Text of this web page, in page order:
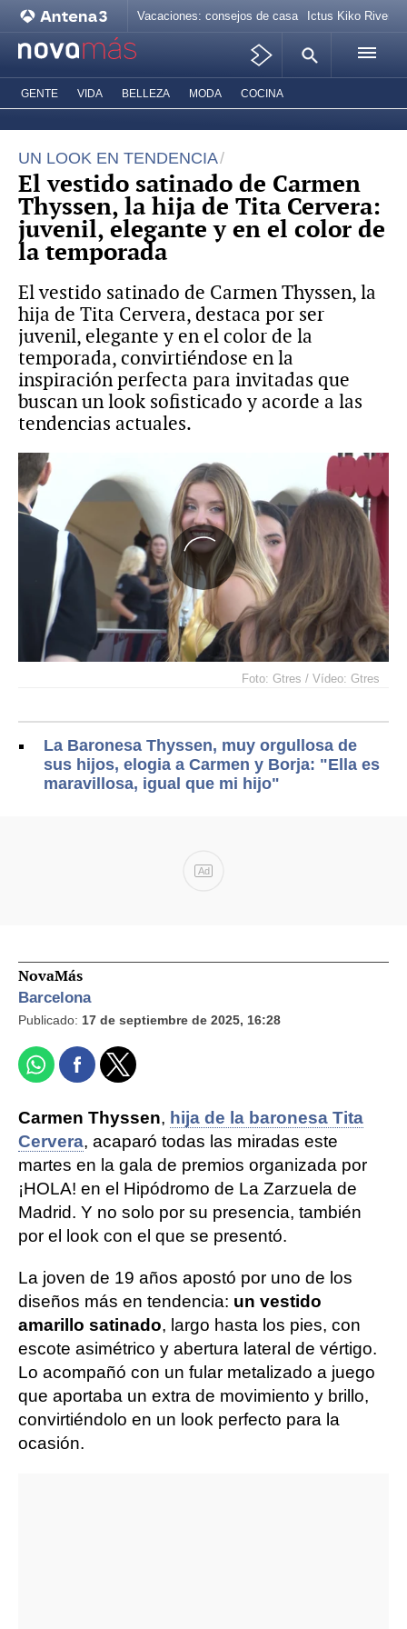
Vacaciones: consejos de casa Ictus Kiko Rivera
GENTE VIDA BELLEZA MODA COCINA
UN LOOK EN TENDENCIA
El vestido satinado de Carmen
Thyssen, la hija de Tita Cervera:
juvenil, elegante y en el color de
la temporada
El vestido satinado de Carmen Thyssen, la
hija de Tita Cervera, destaca por ser
juvenil, elegante y en el color de la
temporada, convirtiéndose en la
inspiración perfecta para invitadas que
buscan un look sofisticado y acorde a las
tendencias actuales.
Foto: Gtres / Vídeo: Gtres
La Baronesa Thyssen, muy orgullosa de
sus hijos, elogia a Carmen y Borja: "Ella es
maravillosa, igual que mi hijo"
Ad
NovaMás
Barcelona
Publicado: 17 de septiembre de 2025, 16:28
Carmen Thyssen, hija de la baronesa Tita
Cervera, acaparó todas las miradas este
martes en la gala de premios organizada por
¡HOLA! en el Hipódromo de La Zarzuela de
Madrid. Y no solo por su presencia, también
por el look con el que se presentó.
La joven de 19 años apostó por uno de los
diseños más en tendencia: un vestido
amarillo satinado, largo hasta los pies, con
escote asimétrico y abertura lateral de vértigo.
Lo acompañó con un fular metalizado a juego
que aportaba un extra de movimiento y brillo,
convirtiéndolo en un look perfecto para la
ocasión.